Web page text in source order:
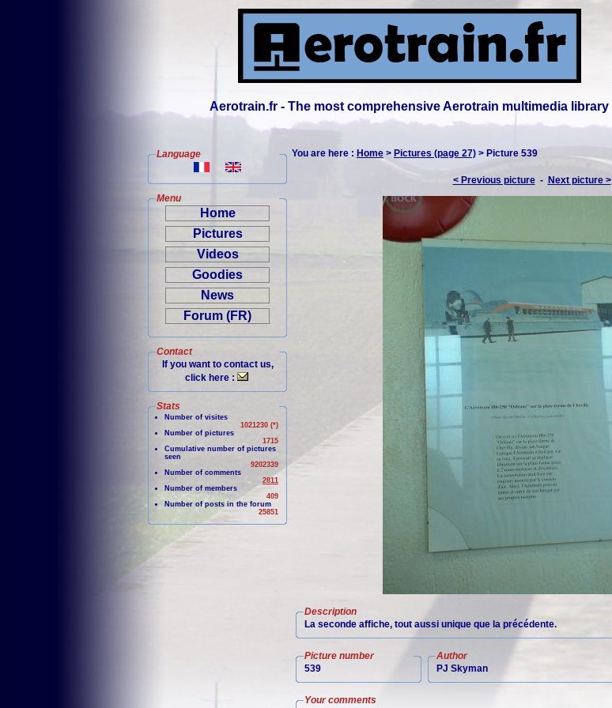
Aerotrain.fr - The most comprehensive Aerotrain multimedia library
Language
Menu
Home
Pictures
Videos
Goodies
News
Forum (FR)
Contact
If you want to contact us,
click here :
Stats
Number of visites
1021230 (*)
Number of pictures
1715
Cumulative number of pictures
seen
9202339
Number of comments
2811
Number of members
409
Number of posts in the forum
25851
You are here : Home > Pictures (page 27) > Picture 539
< Previous picture- Next picture >
Description
La seconde affiche, tout aussi unique que la précédente.
Picture number
539
Author
PJ Skyman
Your comments